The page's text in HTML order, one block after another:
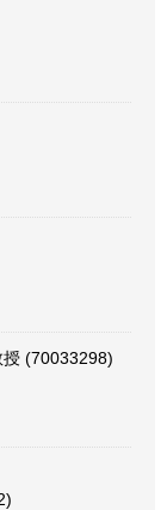
(70033298)